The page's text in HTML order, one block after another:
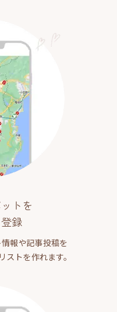
トを
録
報や記事投稿を
トを作れます。